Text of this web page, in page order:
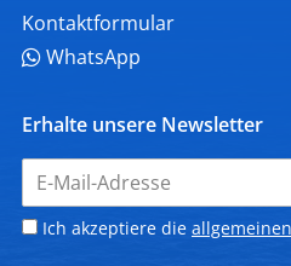
Kontaktformular
WhatsApp
Erhalte unsere Newsletter
Ich akzeptiere die